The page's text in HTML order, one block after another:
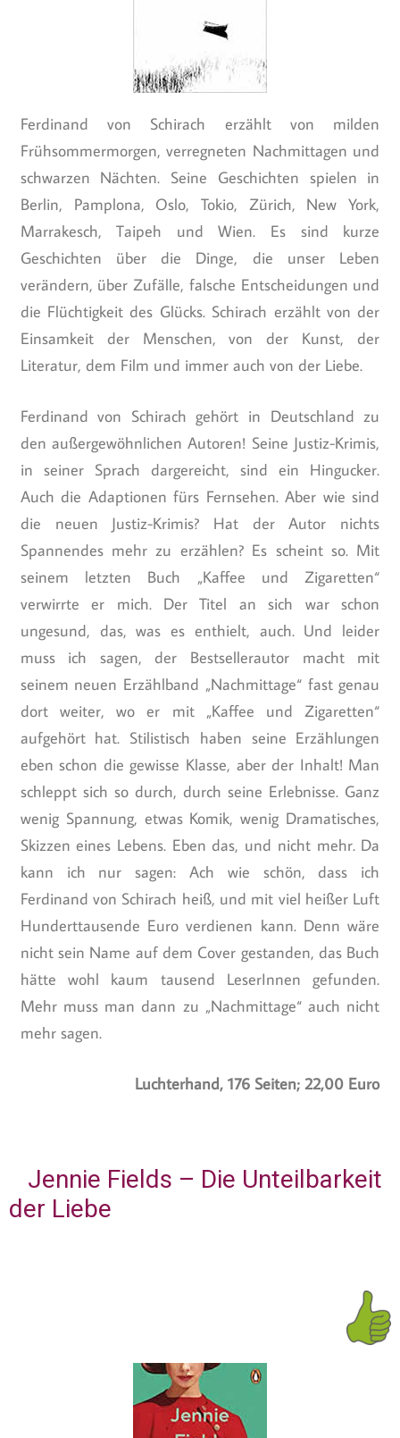
Ferdinand von Schirach erzählt von milden
Frühsommermorgen, verregneten Nachmittagen und
schwarzen Nächten. Seine Geschichten spielen in
Berlin, Pamplona, Oslo, Tokio, Zürich, New York,
Marrakesch, Taipeh und Wien. Es sind kurze
Geschichten über die Dinge, die unser Leben
verändern, über Zufälle, falsche Entscheidungen und
die Flüchtigkeit des Glücks. Schirach erzählt von der
Einsamkeit der Menschen, von der Kunst, der
Literatur, dem Film und immer auch von der Liebe.
Ferdinand von Schirach gehört in Deutschland zu
den außergewöhnlichen Autoren! Seine Justiz-Krimis,
in seiner Sprach dargereicht, sind ein Hingucker.
Auch die Adaptionen fürs Fernsehen. Aber wie sind
die neuen Justiz-Krimis? Hat der Autor nichts
Spannendes mehr zu erzählen? Es scheint so. Mit
seinem letzten Buch „Kaffee und Zigaretten“
verwirrte er mich. Der Titel an sich war schon
ungesund, das, was es enthielt, auch. Und leider
muss ich sagen, der Bestsellerautor macht mit
seinem neuen Erzählband „Nachmittage“ fast genau
dort weiter, wo er mit „Kaffee und Zigaretten“
aufgehört hat. Stilistisch haben seine Erzählungen
eben schon die gewisse Klasse, aber der Inhalt! Man
schleppt sich so durch, durch seine Erlebnisse. Ganz
wenig Spannung, etwas Komik, wenig Dramatisches,
Skizzen eines Lebens. Eben das, und nicht mehr. Da
kann ich nur sagen: Ach wie schön, dass ich
Ferdinand von Schirach heiß, und mit viel heißer Luft
Hunderttausende Euro verdienen kann. Denn wäre
nicht sein Name auf dem Cover gestanden, das Buch
hätte wohl kaum tausend LeserInnen gefunden.
Mehr muss man dann zu „Nachmittage“ auch nicht
mehr sagen.
Luchterhand, 176 Seiten; 22,00 Euro
Jennie Fields – Die Unteilbarkeit
der Liebe